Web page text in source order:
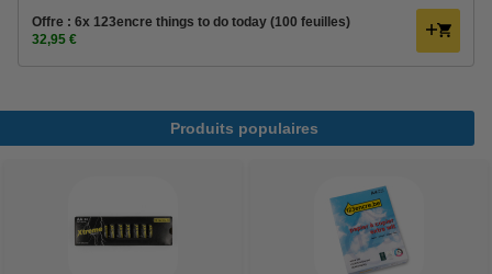
Offre : 6x 123encre things to do today (100 feuilles)
32,95 €
Produits populaires